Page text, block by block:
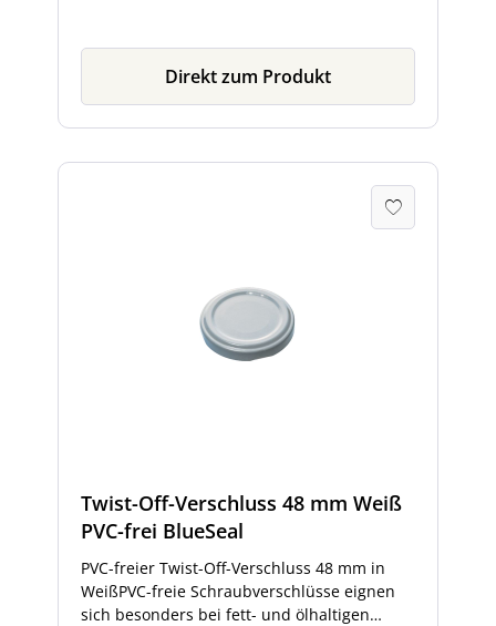
Direkt zum Produkt
Twist-Off-Verschluss 48 mm Weiß
PVC-frei BlueSeal
PVC-freier Twist-Off-Verschluss 48 mm in
WeißPVC-freie Schraubverschlüsse eignen
sich besonders bei fett- und ölhaltigen